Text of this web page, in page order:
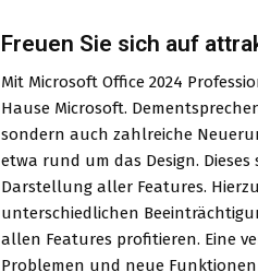
Freuen Sie sich auf
Mit Microsoft Office 2024
Hause Microsoft.
sondern auch zahlreiche
etwa rund um das Design.
Darstellung aller Features.
unterschiedlichen
allen Features profitieren. Eine
Problemen und neue